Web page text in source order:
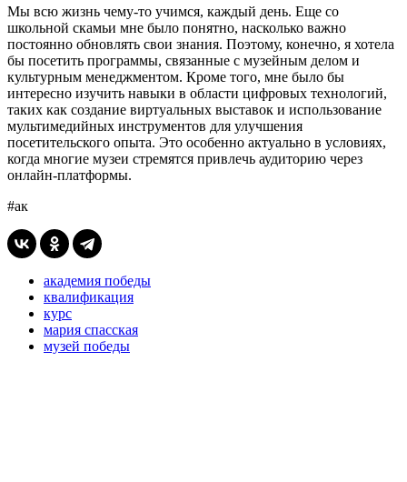
Мы всю жизнь чему-то учимся, каждый день. Еще со
школьной скамьи мне было понятно, насколько важно
постоянно обновлять свои знания. Поэтому, конечно, я хотела
бы посетить программы, связанные с музейным делом и
культурным менеджментом. Кроме того, мне было бы
интересно изучить навыки в области цифровых технологий,
таких как создание виртуальных выставок и использование
мультимедийных инструментов для улучшения
посетительского опыта. Это особенно актуально в условиях,
когда многие музеи стремятся привлечь аудиторию через
онлайн-платформы.
#ак
академия победы
квалификация
курс
мария спасская
музей победы